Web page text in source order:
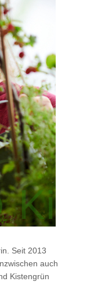
Seit 2013
auch
Kistengrün